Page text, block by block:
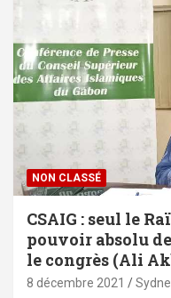
NON CLASSÉ
CSAIG : seul le
pouvoir absolu
le congrès (Ali
8 décembre 2021